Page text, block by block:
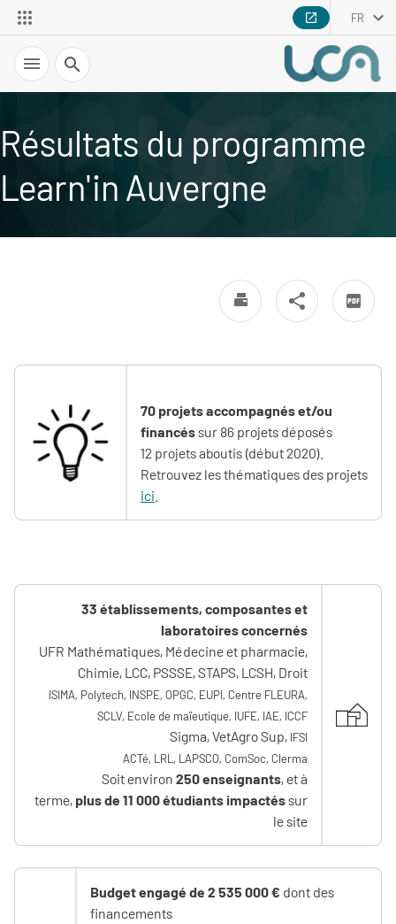
FR
Recherche
Résultats du programme
Learn'in Auvergne
70 projets accompagnés et/ou
financéssur 86 projets déposés
12 projets aboutis (début 2020).
Retrouvez les thématiques des projets
ici
33 établissements, composantes et
laboratoires concernés
UFR Mathématiques, Médecine et pharmacie,
Chimie, LCC, PSSSE, STAPS, LCSH, Droit
ISIMA, Polytech, INSPE, OPGC, EUPI, Centre FLEURA,
SCLV, Ecole de maïeutique, IUFE, IAE, ICCF
Sigma, VetAgro Sup, IFSI
ACTé, LRL, LAPSCO, ComSoc, Clerma
Soit environ 250 enseignants, et à
terme, plus de 11 000 étudiants impactéssur
le site
Budget engagé de 2 535 000€ dont des
financements